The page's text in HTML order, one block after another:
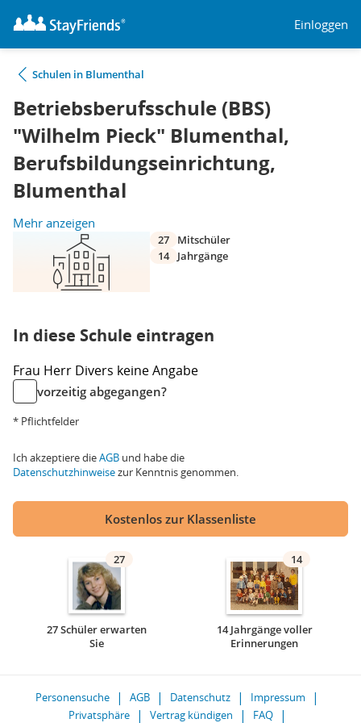
Einloggen
Schulen in Blumenthal
Betriebsberufsschule (BBS)
"Wilhelm Pieck" Blumenthal,
Berufsbildungseinrichtung,
Blumenthal
Mehr anzeigen
27
Mitschüler
14
Jahrgänge
In diese Schule eintragen
Frau Herr Divers keine Angabe
vorzeitig abgegangen?
* Pflichtfelder
Ich akzeptiere dieAGB und habe die
Datenschutzhinweisezur Kenntnis genommen.
Kostenlos zur Klassenliste
27
27 Schüler erwarten
Sie
14
14 Jahrgänge voller
Erinnerungen
Personensuche AGB Datenschutz
Impressum
Privatsphäre
Vertrag kündigen FAQ